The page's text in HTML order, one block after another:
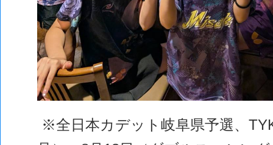
※全日本カデット岐阜県予選、